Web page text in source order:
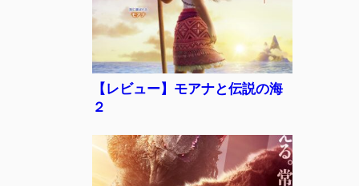
b
o
o
k
【レビュー】モアナと伝説の海
２